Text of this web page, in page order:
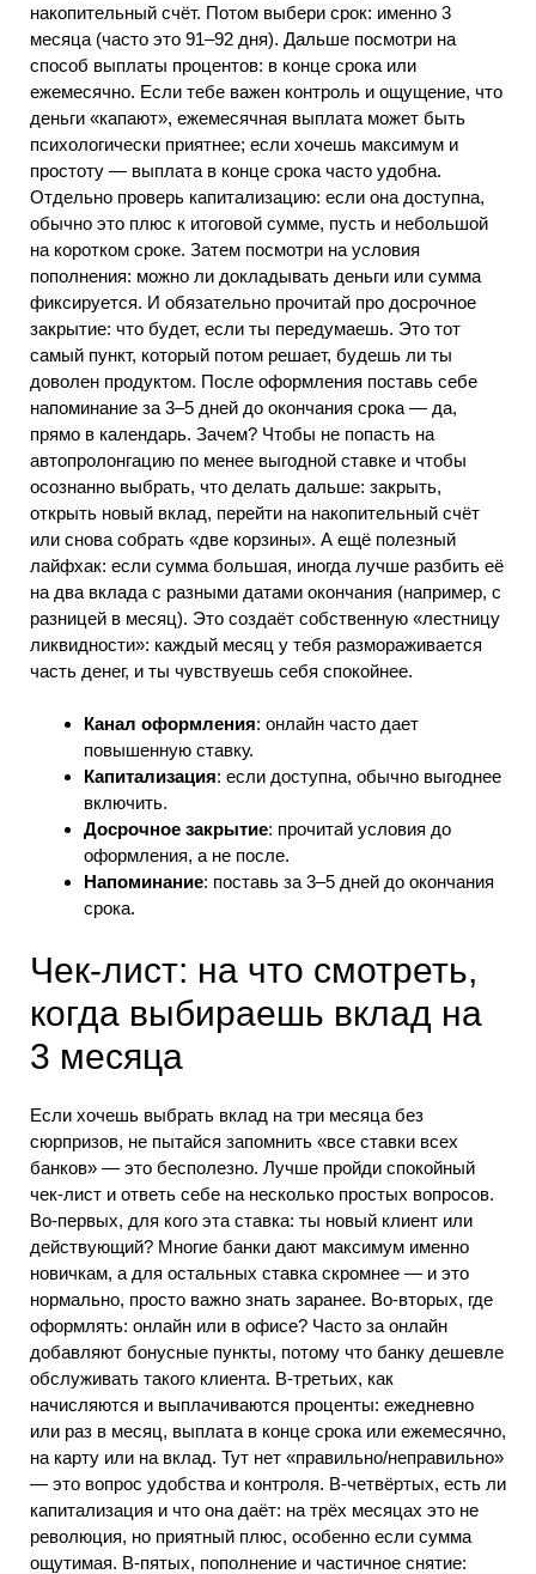
накопительный счёт. Потом выбери срок: именно 3
месяца (часто это 91–92 дня). Дальше посмотри на
способ выплаты процентов: в конце срока или
ежемесячно. Если тебе важен контроль и ощущение, что
деньги «капают», ежемесячная выплата может быть
психологически приятнее; если хочешь максимум и
простоту — выплата в конце срока часто удобна.
Отдельно проверь капитализацию: если она доступна,
обычно это плюс к итоговой сумме, пусть и небольшой
на коротком сроке. Затем посмотри на условия
пополнения: можно ли докладывать деньги или сумма
фиксируется. И обязательно прочитай про досрочное
закрытие: что будет, если ты передумаешь. Это тот
самый пункт, который потом решает, будешь ли ты
доволен продуктом. После оформления поставь себе
напоминание за 3–5 дней до окончания срока — да,
прямо в календарь. Зачем? Чтобы не попасть на
автопролонгацию по менее выгодной ставке и чтобы
осознанно выбрать, что делать дальше: закрыть,
открыть новый вклад, перейти на накопительный счёт
или снова собрать «две корзины». А ещё полезный
лайфхак: если сумма большая, иногда лучше разбить её
на два вклада с разными датами окончания (например, с
разницей в месяц). Это создаёт собственную «лестницу
ликвидности»: каждый месяц у тебя размораживается
часть денег, и ты чувствуешь себя спокойнее.
Канал оформления: онлайн часто дает
повышенную ставку.
Капитализация: если доступна, обычно выгоднее
включить.
Досрочное закрытие: прочитай условия до
оформления, а не после.
Напоминание: поставь за 3–5 дней до окончания
срока.
Чек-лист: на что смотреть,
когда выбираешь вклад на
3 месяца
Если хочешь выбрать вклад на три месяца без
сюрпризов, не пытайся запомнить «все ставки всех
банков» — это бесполезно. Лучше пройди спокойный
чек-лист и ответь себе на несколько простых вопросов.
Во‑первых, для кого эта ставка: ты новый клиент или
действующий? Многие банки дают максимум именно
новичкам, а для остальных ставка скромнее — и это
нормально, просто важно знать заранее. Во‑вторых, где
оформлять: онлайн или в офисе? Часто за онлайн
добавляют бонусные пункты, потому что банку дешевле
обслуживать такого клиента. В‑третьих, как
начисляются и выплачиваются проценты: ежедневно
или раз в месяц, выплата в конце срока или ежемесячно,
на карту или на вклад. Тут нет «правильно/неправильно»
— это вопрос удобства и контроля. В‑четвёртых, есть ли
капитализация и что она даёт: на трёх месяцах это не
революция, но приятный плюс, особенно если сумма
ощутимая. В‑пятых, пополнение и частичное снятие: